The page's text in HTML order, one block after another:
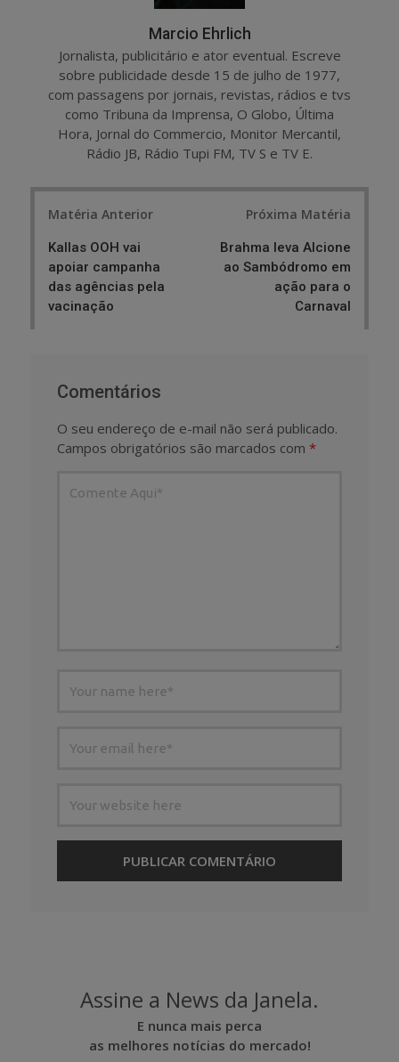
Marcio Ehrlich
Jornalista, publicitário e ator eventual. Escreve
sobre publicidade desde 15 de julho de 1977,
com passagens por jornais, revistas, rádios e tvs
como Tribuna da Imprensa, O Globo, Última
Hora, Jornal do Commercio, Monitor Mercantil,
Rádio JB, Rádio Tupi FM, TV S e TV E.
Matéria Anterior
Kallas OOH vai
apoiar campanha
das agências pela
vacinação
Próxima Matéria
Brahma leva Alcione
ao Sambódromo em
ação para o
Carnaval
Comentários
O seu endereço de e-mail não será publicado.
Campos obrigatórios são marcados com *
Assine a News da Janela.
E nunca mais perca
as melhores notícias do mercado!